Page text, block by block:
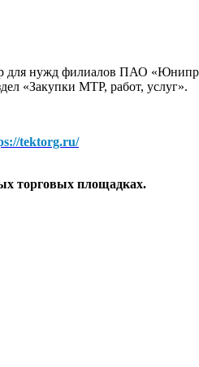
для нужд филиалов ПАО
«Закупки МТР, работ, услуг».
tektorg.ru/
торговых площадках.